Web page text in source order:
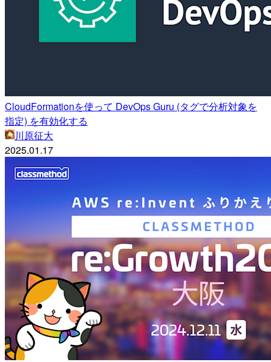
CloudFormationを使って DevOps Guru (タグで分析対象を
指定) を有効化する
川原征大
2025.01.17